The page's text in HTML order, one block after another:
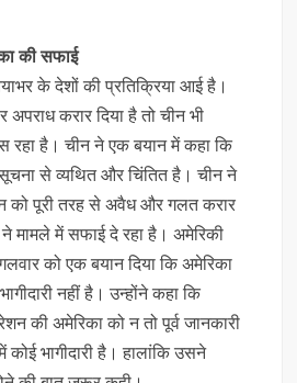
की सफाई
के देशों की प्रतिक्रिया आई है।
अपराध करार दिया है तो चीन भी
रहा है। चीन ने एक बयान में कहा कि
सूचना से व्यथित और चिंतित है। चीन ने
पूरी तरह से अवैध और गलत करार
मामले में सफाई दे रहा है। अमेरिकी
को एक बयान दिया कि अमेरिका
नहीं है। उन्होंने कहा कि
की अमेरिका को न तो पूर्व जानकारी
भागीदारी है। हालांकि उसने